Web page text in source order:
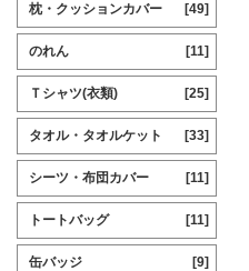
枕・クッションカバー [49]
のれん [11]
Ｔシャツ(衣類) [25]
タオル・タオルケット [33]
シーツ・布団カバー [11]
トートバッグ [11]
缶バッジ [9]